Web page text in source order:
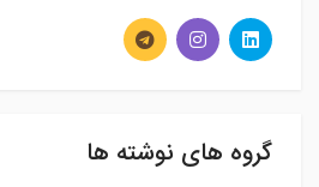
گروه های نوشته ها